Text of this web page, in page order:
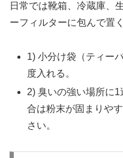
日常では靴箱、冷蔵庫、
ーフィルターに包んで置
1) 小分け袋（ティー
度入れる。
2) 臭いの強い場所に
合は粉末が固まりや
さい。